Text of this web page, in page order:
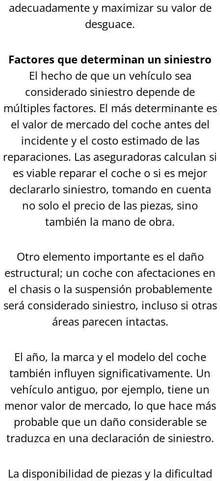
adecuadamente y maximizar su valor de
desguace.
Factores que determinan un siniestro
El hecho de que un vehículo sea
considerado siniestro depende de
múltiples factores. El más determinante es
el valor de mercado del coche antes del
incidente y el costo estimado de las
reparaciones. Las aseguradoras calculan si
es viable reparar el coche o si es mejor
declararlo siniestro, tomando en cuenta
no solo el precio de las piezas, sino
también la mano de obra.
Otro elemento importante es el daño
estructural; un coche con afectaciones en
el chasis o la suspensión probablemente
será considerado siniestro, incluso si otras
áreas parecen intactas.
El año, la marca y el modelo del coche
también influyen significativamente. Un
vehículo antiguo, por ejemplo, tiene un
menor valor de mercado, lo que hace más
probable que un daño considerable se
traduzca en una declaración de siniestro.
La disponibilidad de piezas y la dificultad